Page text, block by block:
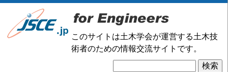
メ
このサイトは土木学会が運営する土木技
術者のための情報交流サイトです。